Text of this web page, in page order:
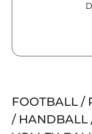
FOOTBALL /
/ HANDBALL